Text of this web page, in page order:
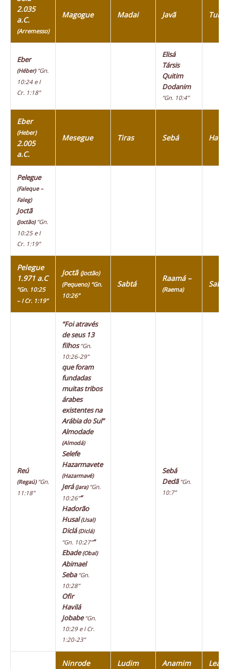
2.035
a.C.
(Arremesso)
Magogue Madai Javã Tubal
Eber
(Héber) “Gn.
10:24 e I
Cr. 1:18”
Elisá
Társis
Quitim
Dodanim
“Gn. 10:4”
Eber
(Heber)
2.005
a.C.
Mesegue Tiras Sebá Havilá
Pelegue
(Faleque –
Faleg)
Joctã
(Joctão) “Gn.
10:25 e I
Cr. 1:19”
Pelegue
1.971 a.C
“Gn. 10:25
– I Cr. 1:19”
Joctã (Joctão)
(Pequeno) “Gn.
10:26”
Sabtá
Raamá –
(Raema)
Reú
(Regaú) “Gn.
11:18”
“Foi através
de seus 13
filhos“Gn.
10:26-29”
que foram
fundadas
muitas tribos
árabes
existentes na
Arábia do Sul”
Almodade
(Almodá)
Selefe
Hazarmavete
(Hazarmavé)
Jerá(Jara) “Gn.
10:26”“
Hadorão
Husal(Usal)
Diclá(Diclá)
“Gn. 10:27”“
Ebade(Obal)
Abimael
Seba “Gn.
10:28”
Ofir
Havilá
Jobabe“Gn.
10:29 e I Cr.
1:20-23”
Sebá
Dedã“Gn.
10:7”
Ninrode Ludim Anamim